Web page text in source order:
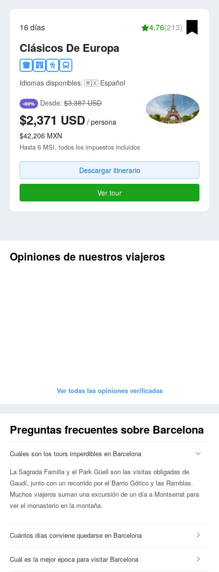
16 días 4.76(213)
Clásicos De Europa
Idiomas disponibles: 🇲🇽 Español
-30% Desde: $3,387 USD
$2,371 USD / persona
$42,206 MXN
Hasta 6 MSI, todos los impuestos incluidos
Descargar itinerario
Ver tour
Opiniones de nuestros viajeros
Ver todas las opiniones verificadas
Preguntas frecuentes sobre Barcelona
Cuáles son los tours imperdibles en Barcelona
La Sagrada Familia y el Park Güell son las visitas obligadas de
Gaudí, junto con un recorrido por el Barrio Gótico y las Ramblas.
Muchos viajeros suman una excursión de un día a Montserrat para
ver el monasterio en la montaña.
Cuántos días conviene quedarse en Barcelona
Cuál es la mejor época para visitar Barcelona